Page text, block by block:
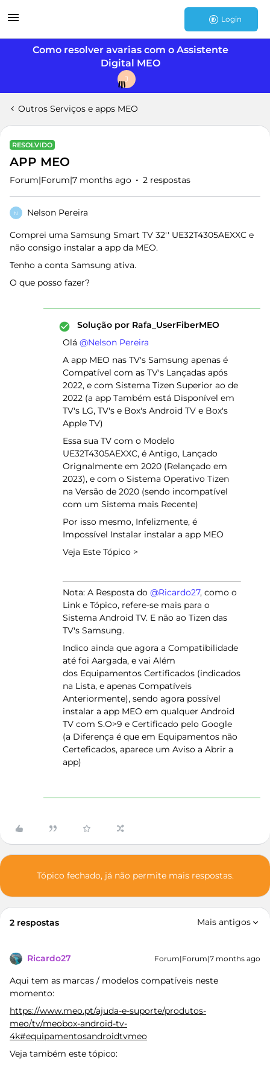
Login
Como resolver avarias com o Assistente
Digital MEO
J
Outros Serviços e apps MEO
RESOLVIDO
APP MEO
Forum|Forum|7 months ago 2 respostas
N Nelson Pereira
Comprei uma Samsung Smart TV 32'' UE32T4305AEXXC e
não consigo instalar a app da MEO.
Tenho a conta Samsung ativa.
O que posso fazer?
Solução por Rafa_UserFiberMEO
Olá ​ @Nelson Pereira
A app MEO nas TV's Samsung apenas é
Compatível com as TV's Lançadas após
2022, e com Sistema Tizen Superior ao de
2022 (a app Também está Disponível em
TV's LG, TV's e Box's Android TV e Box's
Apple TV)
Essa sua TV com o Modelo
UE32T4305AEXXC, é Antigo, Lançado
Orignalmente em 2020 (Relançado em
2023), e com o Sistema Operativo Tizen
na Versão de 2020 (sendo incompatível
com um Sistema mais Recente)
Por isso mesmo, Infelizmente, é
Impossível Instalar instalar a app MEO
Veja Este Tópico >
Nota: A Resposta do ​ @Ricardo27, como o
Link e Tópico, refere-se mais para o
Sistema Android TV. E não ao Tizen das
TV's Samsung.
Indico ainda que agora a Compatibilidade
até foi Aargada, e vai Além
dos Equipamentos Certificados (indicados
na Lista, e apenas Compatíveis
Anteriormente), sendo agora possível
instalar a app MEO em qualquer Android
TV com S.O>9 e Certificado pelo Google
(a Diferença é que em Equipamentos não
Certeficados, aparece um Aviso a Abrir a
app)
Tópico fechado, já não permite mais respostas.
2 respostas Mais antigos
Ricardo27 Forum|Forum|7 months ago
Aqui tem as marcas / modelos compatíveis neste
momento:
https://www.meo.pt/ajuda-e-suporte/produtos-
meo/tv/meobox-android-tv-
4k#equipamentosandroidtvmeo
Veja também este tópico: